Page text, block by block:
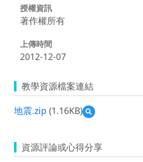
授權資訊
著作權所有
上傳時間
2012-12-07
教學資源檔案連結
地震.zip (1.16KB)
預
覽
資源評論或心得分享